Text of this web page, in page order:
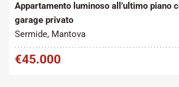
Appartamento luminoso all’ultimo piano
garage privato
Sermide, Mantova
€45.000